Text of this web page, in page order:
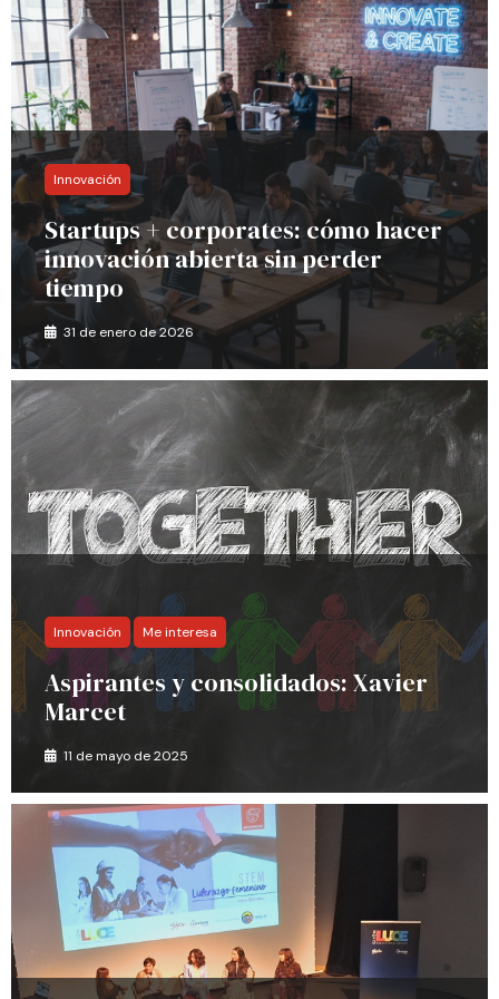
Innovación
Startups + corporates: cómo hacer
innovación abierta sin perder
tiempo
31 de enero de 2026
Innovación Me interesa
Aspirantes y consolidados: Xavier
Marcet
11 de mayo de 2025